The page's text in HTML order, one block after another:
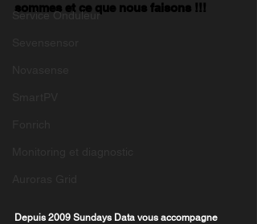
Service Onduleur
sommes et ce que nous faisons !!!
Depuis 2009 Sundays Data vous accompagne